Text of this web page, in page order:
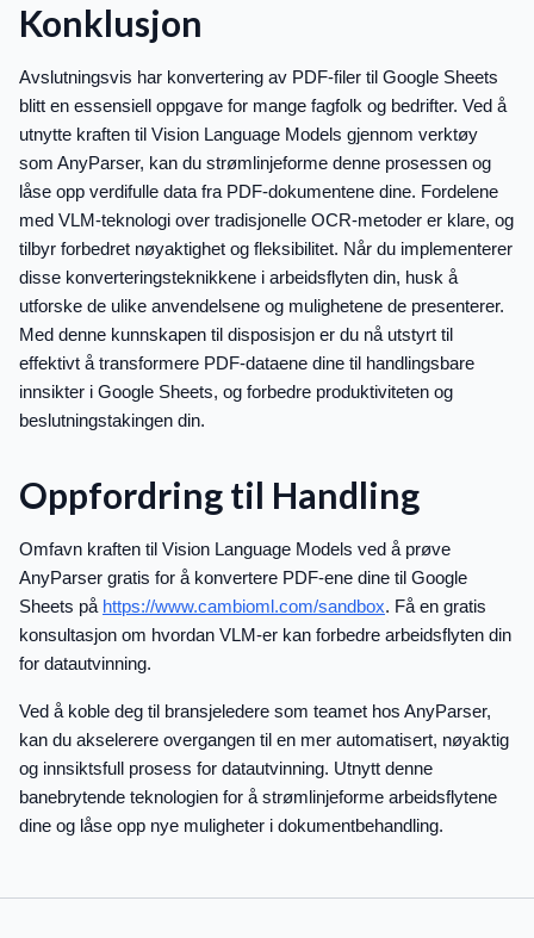
Konklusjon
Avslutningsvis har konvertering av PDF-filer til Google Sheets
blitt en essensiell oppgave for mange fagfolk og bedrifter. Ved å
utnytte kraften til Vision Language Models gjennom verktøy
som AnyParser, kan du strømlinjeforme denne prosessen og
låse opp verdifulle data fra PDF-dokumentene dine. Fordelene
med VLM-teknologi over tradisjonelle OCR-metoder er klare, og
tilbyr forbedret nøyaktighet og fleksibilitet. Når du implementerer
disse konverteringsteknikkene i arbeidsflyten din, husk å
utforske de ulike anvendelsene og mulighetene de presenterer.
Med denne kunnskapen til disposisjon er du nå utstyrt til
effektivt å transformere PDF-dataene dine til handlingsbare
innsikter i Google Sheets, og forbedre produktiviteten og
beslutningstakingen din.
Oppfordring til Handling
Omfavn kraften til Vision Language Models ved å prøve
AnyParser gratis for å konvertere PDF-ene dine til Google
Sheets på https://www.cambioml.com/sandbox. Få en gratis
konsultasjon om hvordan VLM-er kan forbedre arbeidsflyten din
for datautvinning.
Ved å koble deg til bransjeledere som teamet hos AnyParser,
kan du akselerere overgangen til en mer automatisert, nøyaktig
og innsiktsfull prosess for datautvinning. Utnytt denne
banebrytende teknologien for å strømlinjeforme arbeidsflytene
dine og låse opp nye muligheter i dokumentbehandling.